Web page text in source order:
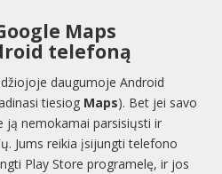
Maps
telefoną
daugumoje Android
tiesiog Maps). Bet jei savo
nemokamai parsisiųsti ir
Jums reikia įsijungti telefono
Play Store programelę, ir jos